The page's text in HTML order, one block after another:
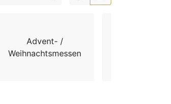
Advent- /
Weihnachtsmessen